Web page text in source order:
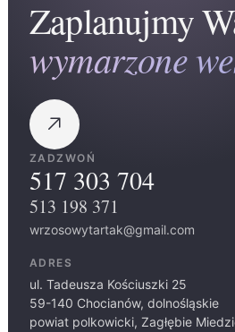
Zaplanujmy
wymarzone
ZADZWOŃ
517 303 704
513 198 371
wrzosowytartak@gmail.com
ADRES
ul. Tadeusza Kościuszki 25
59-140 Chocianów, dolnośląskie
powiat polkowicki, Zagłębie